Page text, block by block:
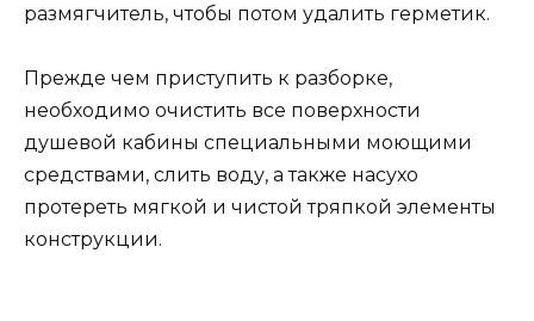
размягчитель, чтобы потом удалить герметик.
Прежде чем приступить к разборке,
необходимо очистить все поверхности
душевой кабины специальными моющими
средствами, слить воду, а также насухо
протереть мягкой и чистой тряпкой элементы
конструкции.